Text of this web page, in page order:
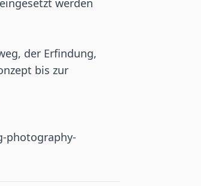
der Erfindung,
bis zur
photography-